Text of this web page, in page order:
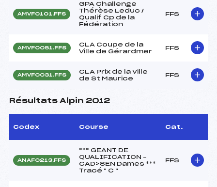
AMVF0101.FFS
GPA Challenge
Thérèse Leduc /
Qualif Cp de la
Fédération
FFS
AMVF0051.FFS
CLA Coupe de la
Ville de Gérardmer
FFS
AMVF0031.FFS
CLA Prix de la Ville
de St Maurice
FFS
Résultats Alpin 2012
Codex Course Cat.
ANAF0213.FFS
*** GEANT DE
QUALIFICATION –
CAD>SEN Dames ***
Tracé " C "
FFS